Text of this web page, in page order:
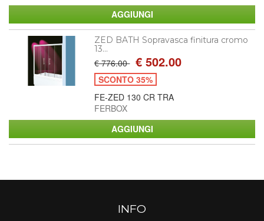
ZED BATH Sopravasca finitura cromo
13...
€ 776.00 € 502.00
SCONTO 35%
FE-ZED 130 CR TRA
FERBOX
INFO